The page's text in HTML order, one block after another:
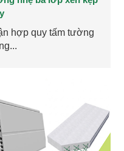
hợp quy tấm tường